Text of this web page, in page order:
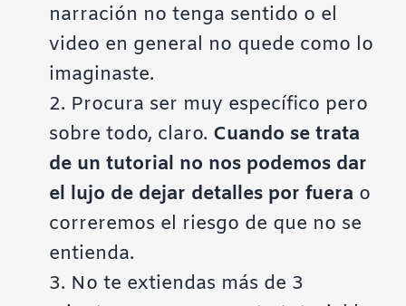
narración no tenga sentido o el
video en general no quede como lo
imaginaste.
2. Procura ser muy específico pero
sobre todo, claro. Cuando se trata
de un tutorial no nos podemos dar
el lujo de dejar detalles por fuera o
correremos el riesgo de que no se
entienda.
3. No te extiendas más de 3